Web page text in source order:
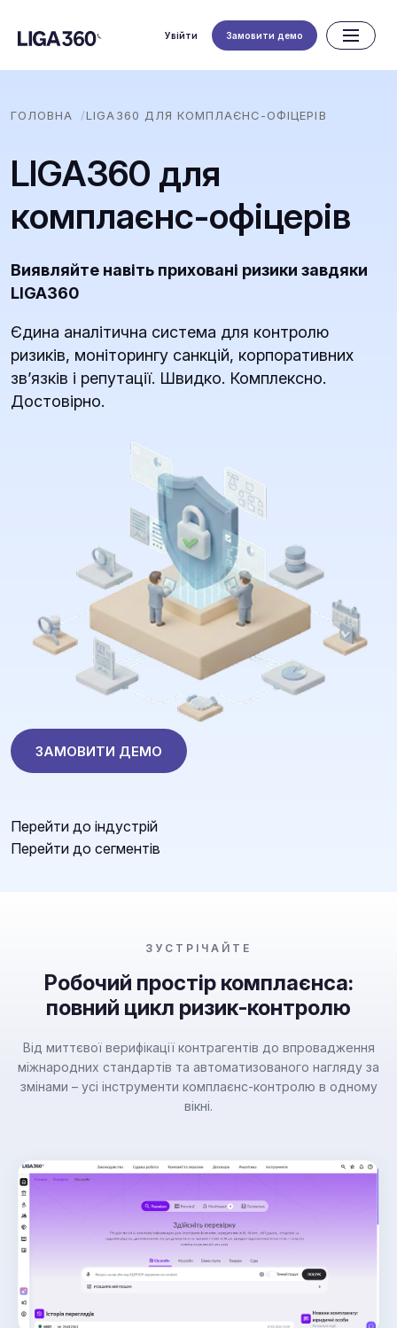
Увійти Замовити демо
ГОЛОВНА LIGA360 ДЛЯ КОМПЛАЄНС-ОФІЦЕРІВ
LIGA360 для
комплаєнс-офіцерів
Виявляйте навіть приховані ризики завдяки
LIGA360
Єдина аналітична система для контролю
ризиків, моніторингу санкцій, корпоративних
зв’язків і репутації. Швидко. Комплексно.
Достовірно.
ЗАМОВИТИ ДЕМО
Перейти до індустрій
Перейти до сегментів
ЗУСТРІЧАЙТЕ
Робочий простір комплаєнса:
повний цикл ризик-контролю
Від миттєвої верифікації контрагентів до впровадження
міжнародних стандартів та автоматизованого нагляду за
змінами – усі інструменти комплаєнс-контролю в одному
вікні.